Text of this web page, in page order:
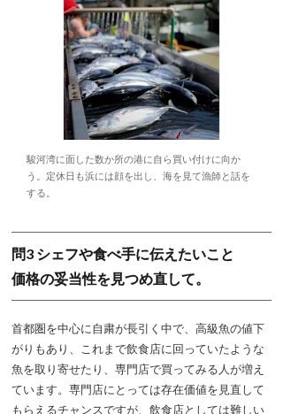
駿河湾に面した数か所の港に自ら買い付けに向か
う。定休日も浜には顔を出し、海を見て漁師と話を
する。
問3 シェフや食べ手に伝えたいこと
価格の妥当性を見つめ直して。
首都圏を中心に自粛が長引く中で、高級魚の値下
がりもあり、これまで飲食店に回っていたような
魚を取り寄せたり、専門店で買ってみる人が増え
ています。専門店にとっては存在価値を見直して
もらえるチャンスですが、飲食店としては難しい